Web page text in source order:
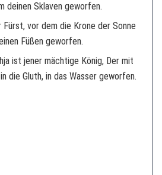
deinen Sklaven geworfen.
vor dem die Krone der Sonne
Füßen geworfen.
ist jener mächtige König, Der mit
die Gluth, in das Wasser geworfen.